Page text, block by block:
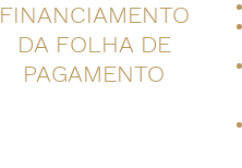
FINANCIAMENTO
DA FOLHA DE
PAGAMENTO